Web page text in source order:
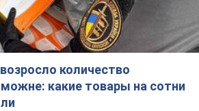
количество
какие товары на сотни